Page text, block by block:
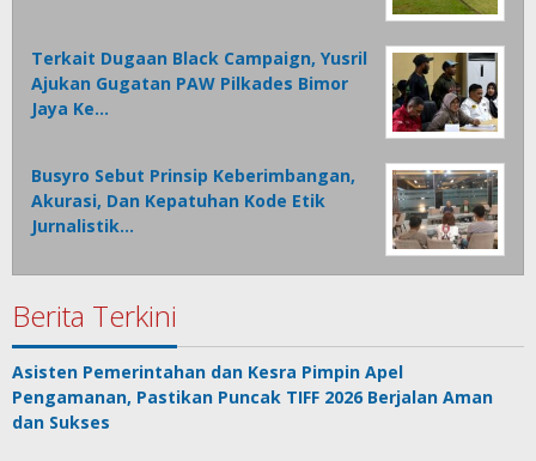
Terkait Dugaan Black Campaign, Yusril
Ajukan Gugatan PAW Pilkades Bimor
Jaya Ke…
Busyro Sebut Prinsip Keberimbangan,
Akurasi, Dan Kepatuhan Kode Etik
Jurnalistik…
Berita Terkini
Asisten Pemerintahan dan Kesra Pimpin Apel
Pengamanan, Pastikan Puncak TIFF 2026 Berjalan Aman
dan Sukses